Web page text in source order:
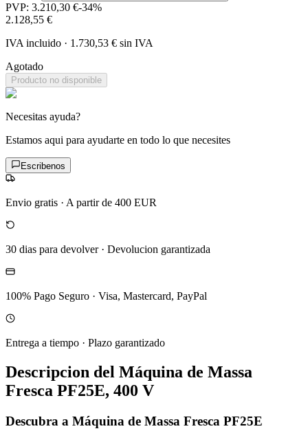
PVP: 3.210,30 €-34%
2.128,55 €
IVA incluido · 1.730,53 € sin IVA
Agotado
Producto no disponible
Necesitas ayuda?
Estamos aqui para ayudarte en todo lo que necesites
Escribenos
Envio gratis · A partir de 400 EUR
30 dias para devolver· Devolucion garantizada
100% Pago Seguro · Visa, Mastercard, PayPal
Entrega a tiempo · Plazo garantizado
Descripcion del Máquina de Massa
Fresca PF25E, 400 V
Descubra a Máquina de Massa Fresca PF25E